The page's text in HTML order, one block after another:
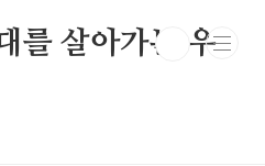
를 살아가는 우